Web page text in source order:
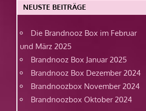
NEUSTE BEITRÄGE
Die Brandnooz Box im Februar
und März 2025
Brandnooz Box Januar 2025
Brandnooz Box Dezember 2024
Brandnoozbox November 2024
Brandnoozbox Oktober 2024